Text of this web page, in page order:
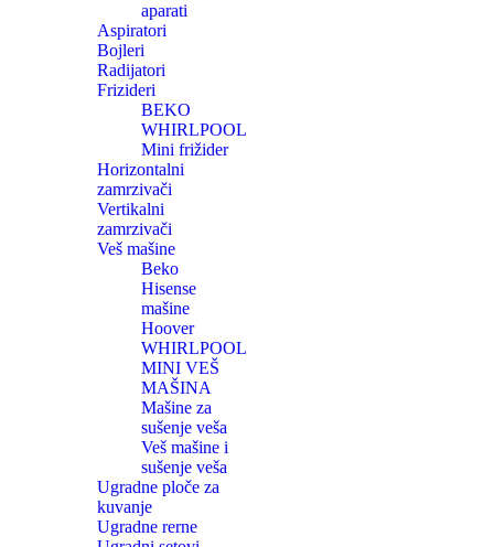
aparati
Aspiratori
Bojleri
Radijatori
Frizideri
BEKO
WHIRLPOOL
Mini frižider
Horizontalni
zamrzivači
Vertikalni
zamrzivači
Veš mašine
Beko
Hisense
mašine
Hoover
WHIRLPOOL
MINI VEŠ
MAŠINA
Mašine za
sušenje veša
Veš mašine i
sušenje veša
Ugradne ploče za
kuvanje
Ugradne rerne